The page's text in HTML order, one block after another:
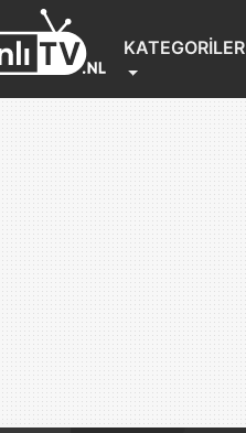
(CURRENT)
KATEGORILER